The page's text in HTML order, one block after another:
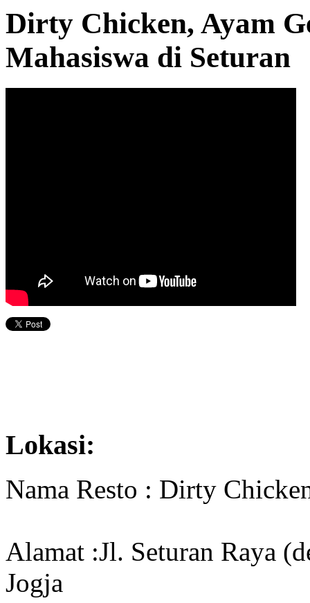
Dirty Chicken, Ayam
Mahasiswa di Seturan
Lokasi:
Nama Resto : Dirty
Alamat :Jl. Seturan Raya
Jogja